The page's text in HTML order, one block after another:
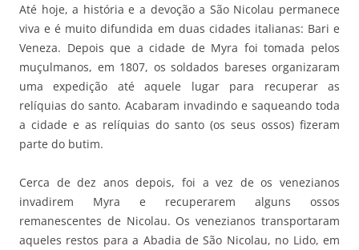
Até hoje, a história e a devoção a São Nicolau permanece
viva e é muito difundida em duas cidades italianas: Bari e
Veneza. Depois que a cidade de Myra foi tomada pelos
muçulmanos, em 1807, os soldados bareses organizaram
uma expedição até aquele lugar para recuperar as
relíquias do santo. Acabaram invadindo e saqueando toda
a cidade e as relíquias do santo (os seus ossos) fizeram
parte do butim.
Cerca de dez anos depois, foi a vez de os venezianos
invadirem Myra e recuperarem alguns ossos
remanescentes de Nicolau. Os venezianos transportaram
aqueles restos para a Abadia de São Nicolau, no Lido, em